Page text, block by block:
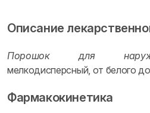
Описание
Порошок для
мелкодисперсный, от белого
Фармакокинетика